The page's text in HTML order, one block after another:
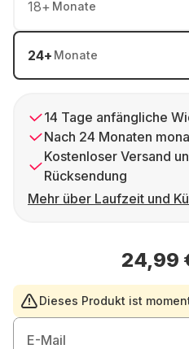
18+ Monate
24+ Monate
14 Tage anfängliche
Nach 24 Monaten
Kostenloser Versand
Rücksendung
Mehr über Laufzeit und
24,99
Dieses Produkt ist
E-Mail